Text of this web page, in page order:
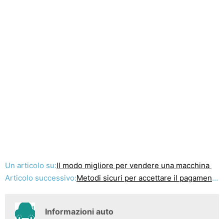
Un articolo su:Il modo migliore per vendere una macchina
Articolo successivo:Metodi sicuri per accettare il pagamento per l'usato auto vendita
Informazioni auto